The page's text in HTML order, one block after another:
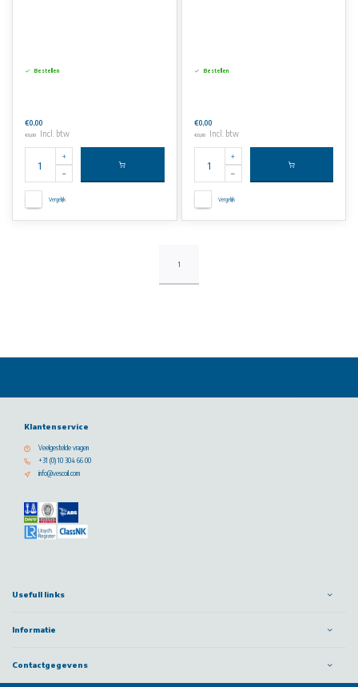
Bestellen
€0,00
€0,00 Incl. btw
Vergelijk
Bestellen
€0,00
€0,00 Incl. btw
Vergelijk
1
Klantenservice
Veelgestelde vragen
+31 (0) 10 304 66 00
info@vescoil.com
Usefull links
Informatie
Contactgegevens